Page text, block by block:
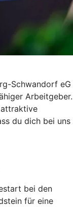
Schwandorf eG
Arbeitgeber.
du dich bei uns
bei den
für eine